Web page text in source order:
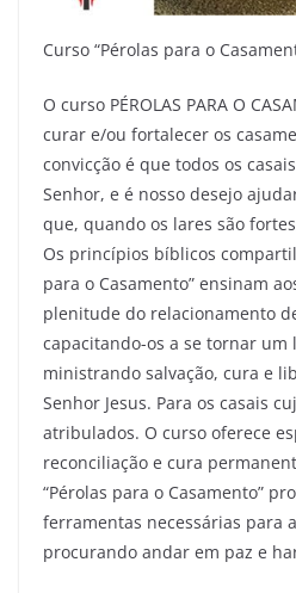
Curso “Pérolas para o
O curso PÉROLAS PARA O
curar e/ou fortalecer os
convicção é que todos os
Senhor, e é nosso desejo
que, quando os lares são
Os princípios bíblicos
para o Casamento” ensinam
plenitude do relacionamento
capacitando-os a se tornar um
ministrando salvação, cura e
Senhor Jesus. Para os casais
atribulados. O curso oferece
reconciliação e cura
“Pérolas para o Casamento”
ferramentas necessárias para
procurando andar em paz e